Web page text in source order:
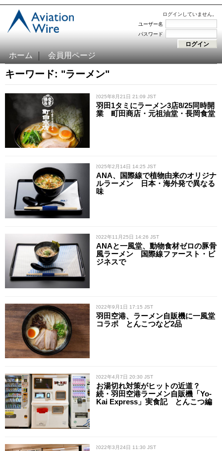
ログインしていません。
ユーザー名
パスワード
ホーム 会員用ページ
キーワード: "ラーメン"
/ 2025年8月21日 21:09 JST
羽田1タミにラーメン3店8/25同時開
業 町田商店・元祖油堂・長岡食堂
/ 2025年2月14日 14:25 JST
ANA、国際線で植物由来のオリジナ
ルラーメン 日本・海外発で異なる
味
/ 2022年11月25日 14:26 JST
ANAと一風堂、動物食材ゼロの豚骨
風ラーメン 国際線ファースト・ビ
ジネスで
/ 2022年9月1日 17:15 JST
羽田空港、ラーメン自販機に一風堂
コラボ とんこつなど2品
/ 2022年4月7日 20:30 JST
お湯切れ対策がヒットの近道？
続・羽田空港ラーメン自販機「Yo-
Kai Express」実食記 とんこつ編
/ 2022年3月24日 11:30 JST